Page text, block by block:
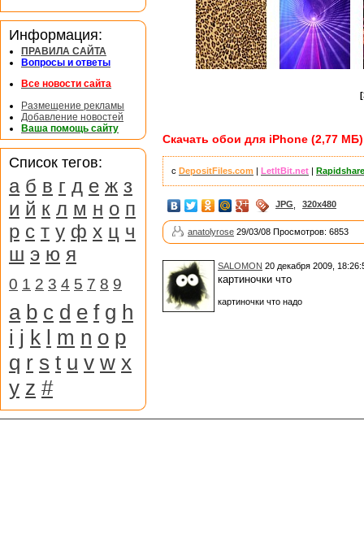
Скачать обои для iPhone (2,77
с DepositFiles.com | LetItBit.net |
JPG 320x480
anatolyrose 29/03/08 Просмотров: 6853
SALOMON 20 декабря 2009,
картиночки что
картиночки что надо
Информация:
ПРАВИЛА САЙТА
Вопросы и ответы
Все новости сайта
Размещение рекламы
Добавление новостей
Ваша помощь сайту
Список тегов:
а б в г д е ж з
и й к л м н о п
р с т у ф х ц ч
ш э ю я
0 1 2 3 4 5 7 8 9
a b c d e f g h
i j k l m n o p
q r s t u v w x
y z #